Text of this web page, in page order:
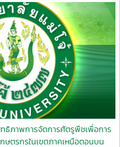
ธิภาพการจัดการศัตรูพืชเพื่อการ
ษตรกรในเขตภาคเหนือตอนบน